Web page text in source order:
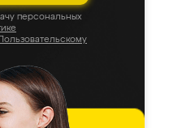
персональных